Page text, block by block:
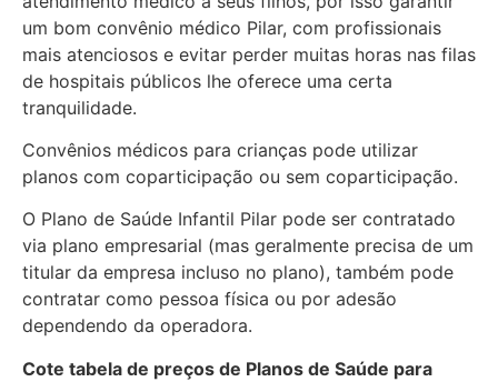
um bom convênio médico Pilar, com profissionais
mais atenciosos e evitar perder muitas horas nas filas
de hospitais públicos lhe oferece uma certa
tranquilidade.
Convênios médicos para crianças pode utilizar
planos com coparticipação ou sem coparticipação.
O Plano de Saúde Infantil Pilar pode ser contratado
via plano empresarial (mas geralmente precisa de um
titular da empresa incluso no plano), também pode
contratar como pessoa física ou por adesão
dependendo da operadora.
Cote tabela de preços de Planos de Saúde para